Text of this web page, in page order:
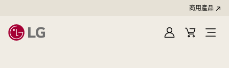
商用產品
登
購